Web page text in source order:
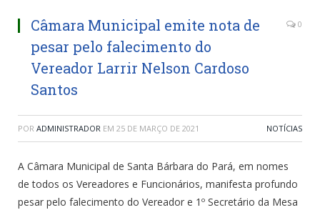
Câmara Municipal emite nota de
pesar pelo falecimento do
Vereador Larrir Nelson Cardoso
Santos
0
POR ADMINISTRADOR EM 25 DE MARÇO DE 2021 NOTÍCIAS
A Câmara Municipal de Santa Bárbara do Pará, em nomes
de todos os Vereadores e Funcionários, manifesta profundo
pesar pelo falecimento do Vereador e 1º Secretário da Mesa